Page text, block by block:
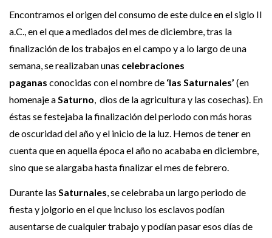
Encontramos el origen del consumo de este dulce en el siglo II
a.C., en el que a mediados del mes de diciembre, tras la
finalización de los trabajos en el campo y a lo largo de una
semana, se realizaban unas celebraciones
paganas conocidas con el nombre de ‘las Saturnales’ (en
homenaje aSaturno, dios de la agricultura y las cosechas). En
éstas se festejaba la finalización del periodo con más horas
de oscuridad del año y el inicio de la luz. Hemos de tener en
cuenta que en aquella época el año no acababa en diciembre,
sino que se alargaba hasta finalizar el mes de febrero.
Durante las Saturnales, se celebraba un largo periodo de
fiesta y jolgorio en el que incluso los esclavos podían
ausentarse de cualquier trabajo y podían pasar esos días de